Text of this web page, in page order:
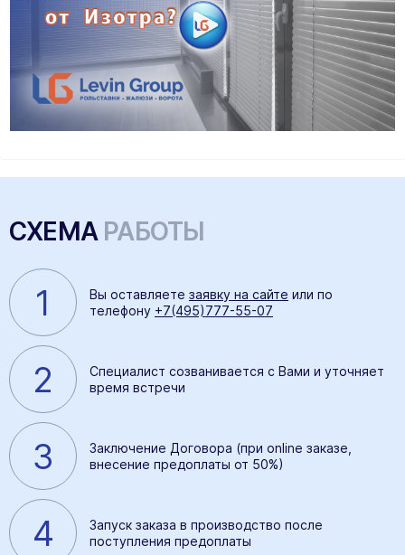
СХЕМАРАБОТЫ
1 Вы оставляете заявку на сайте или по
телефону +7(495)777-55-07
2
Специалист созванивается с Вами и уточняет
время встречи
3
Заключение Договора (при online заказе,
внесение предоплаты от 50%)
4
Запуск заказа в производство после
поступления предоплаты